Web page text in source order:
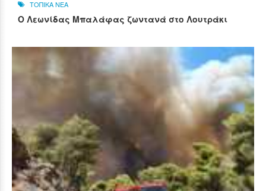
ΤΟΠΙΚΑ ΝΕΑ
Ο Λεωνίδας Μπαλάφας ζωντανά στο Λουτράκι